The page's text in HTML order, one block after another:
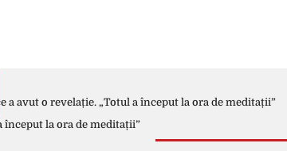
avut o revelație. „Totul a început la ora de meditații”